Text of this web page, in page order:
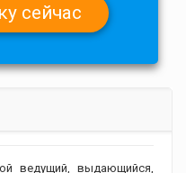
ведущий, выдающийся,